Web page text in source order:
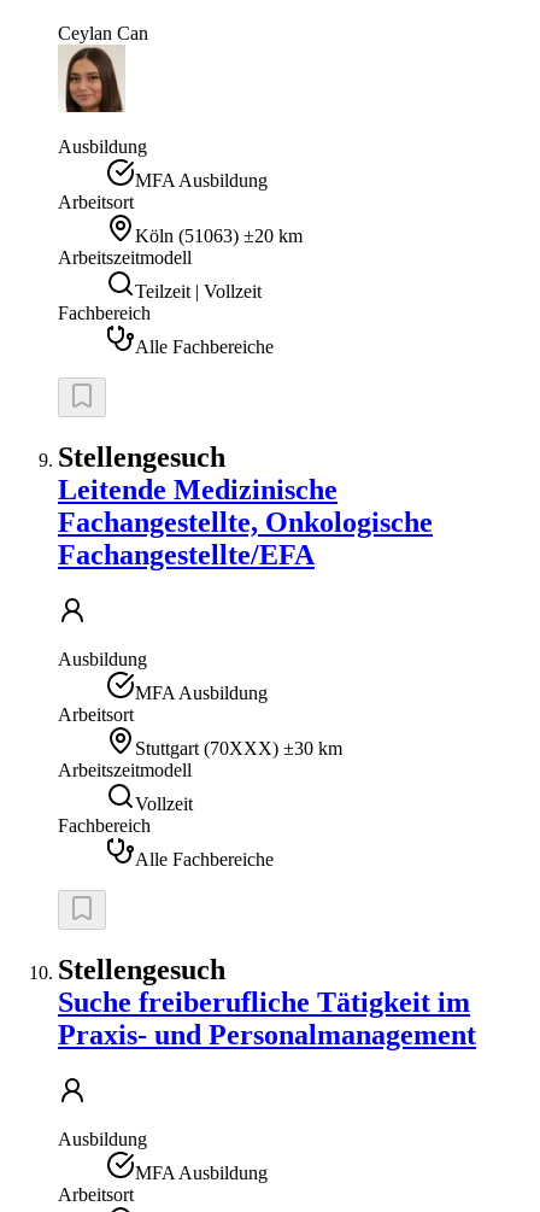
Ceylan Can
Ausbildung
MFA Ausbildung
Arbeitsort
Köln (51063) ±20 km
Arbeitszeitmodell
Teilzeit | Vollzeit
Fachbereich
Alle Fachbereiche
Stellengesuch
Leitende Medizinische
Fachangestellte, Onkologische
Fachangestellte/EFA
Ausbildung
MFA Ausbildung
Arbeitsort
Stuttgart (70XXX) ±30 km
Arbeitszeitmodell
Vollzeit
Fachbereich
Alle Fachbereiche
Stellengesuch
Suche freiberufliche Tätigkeit im
Praxis- und Personalmanagement
Ausbildung
MFA Ausbildung
Arbeitsort